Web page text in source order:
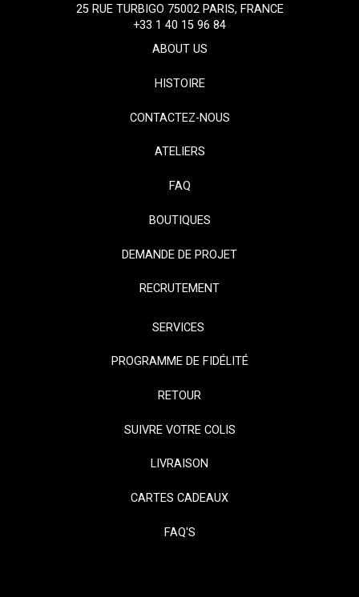
25 RUE TURBIGO 75002 PARIS, FRANCE
+33 1 40 15 96 84
ABOUT US
HISTOIRE
CONTACTEZ-NOUS
ATELIERS
FAQ
BOUTIQUES
DEMANDE DE PROJET
RECRUTEMENT
SERVICES
PROGRAMME DE FIDÉLITÉ
RETOUR
SUIVRE VOTRE COLIS
LIVRAISON
CARTES CADEAUX
FAQ'S